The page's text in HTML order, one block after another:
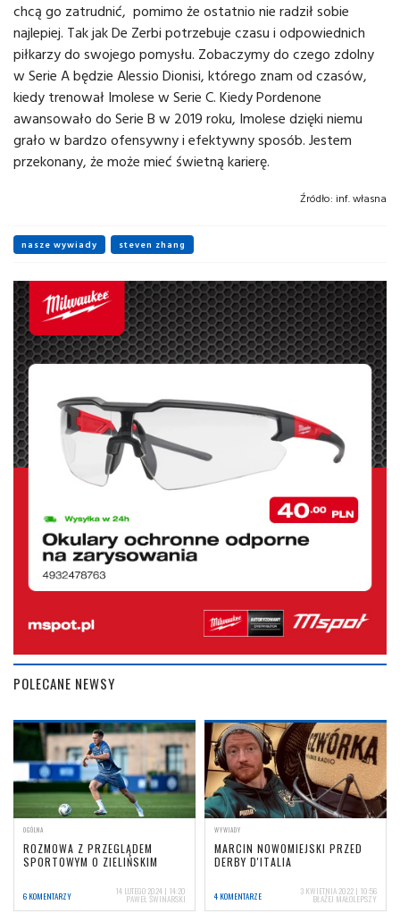
chcą go zatrudnić, pomimo że ostatnio nie radził sobie
najlepiej. Tak jak De Zerbi potrzebuje czasu i odpowiednich
piłkarzy do swojego pomysłu. Zobaczymy do czego zdolny
w Serie A będzie Alessio Dionisi, którego znam od czasów,
kiedy trenował Imolese w Serie C. Kiedy Pordenone
awansowało do Serie B w 2019 roku, Imolese dzięki niemu
grało w bardzo ofensywny i efektywny sposób. Jestem
przekonany, że może mieć świetną karierę.
Źródło: inf. własna
nasze wywiady steven zhang
POLECANE NEWSY
OGÓLNA
ROZMOWA Z PRZEGLĄDEM
SPORTOWYM O ZIELIŃSKIM
6 KOMENTARZY 14 LUTEGO 2024 | 14:20
PAWEŁ ŚWINARSKI
WYWIADY
MARCIN NOWOMIEJSKI PRZED
DERBY D'ITALIA
4 KOMENTARZE 3 KWIETNIA 2022 | 10:56
BŁAŻEJ MAŁOLEPSZY